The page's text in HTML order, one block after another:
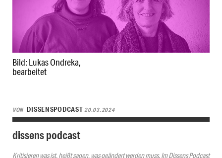
Bild: Lukas Ondreka,
bearbeitet
VON DISSENSPODCAST20.03.2024
dissens podcast
Kritisieren was ist, heißt sagen, was geändert werden muss. Im Dissens Podcast